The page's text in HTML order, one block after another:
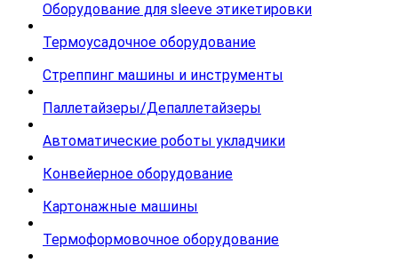
Оборудование для sleeve этикетировки
Термоусадочное оборудование
Стреппинг машины и инструменты
Паллетайзеры/Депаллетайзеры
Автоматические роботы укладчики
Конвейерное оборудование
Картонажные машины
Термоформовочное оборудование